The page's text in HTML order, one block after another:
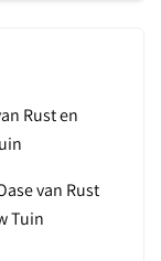
Rust en
van Rust
Tuin